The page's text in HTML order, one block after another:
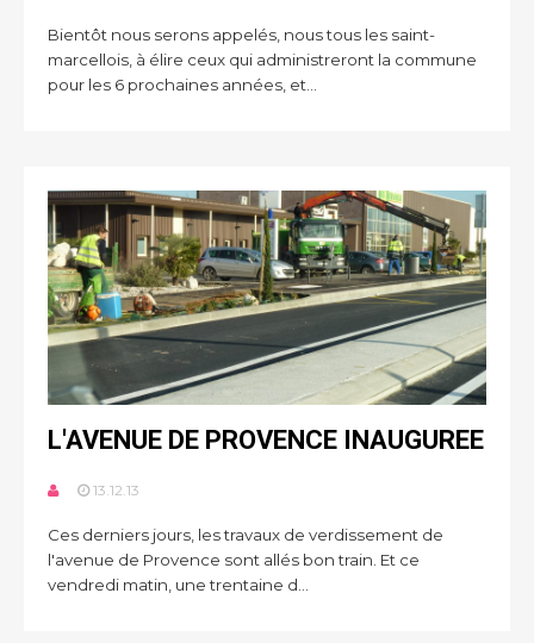
Bientôt nous serons appelés, nous tous les saint-
marcellois, à élire ceux qui administreront la commune
pour les 6 prochaines années, et...
L'AVENUE DE PROVENCE INAUGUREE
13.12.13
Ces derniers jours, les travaux de verdissement de
l'avenue de Provence sont allés bon train. Et ce
vendredi matin, une trentaine d...